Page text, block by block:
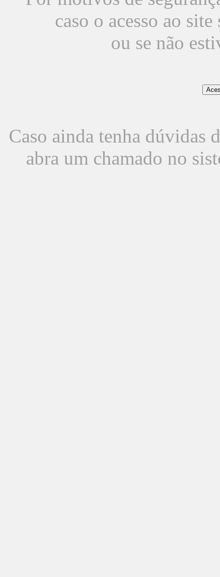
caso o acesso ao
ou se não
Caso ainda tenha dúvidas
abra um chamado no